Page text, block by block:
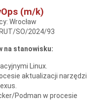
(m/k)
Wrocław
SO/2024/93
na stanowisku:
Linux.
aktualizacji narzędzi
Podman w procesie